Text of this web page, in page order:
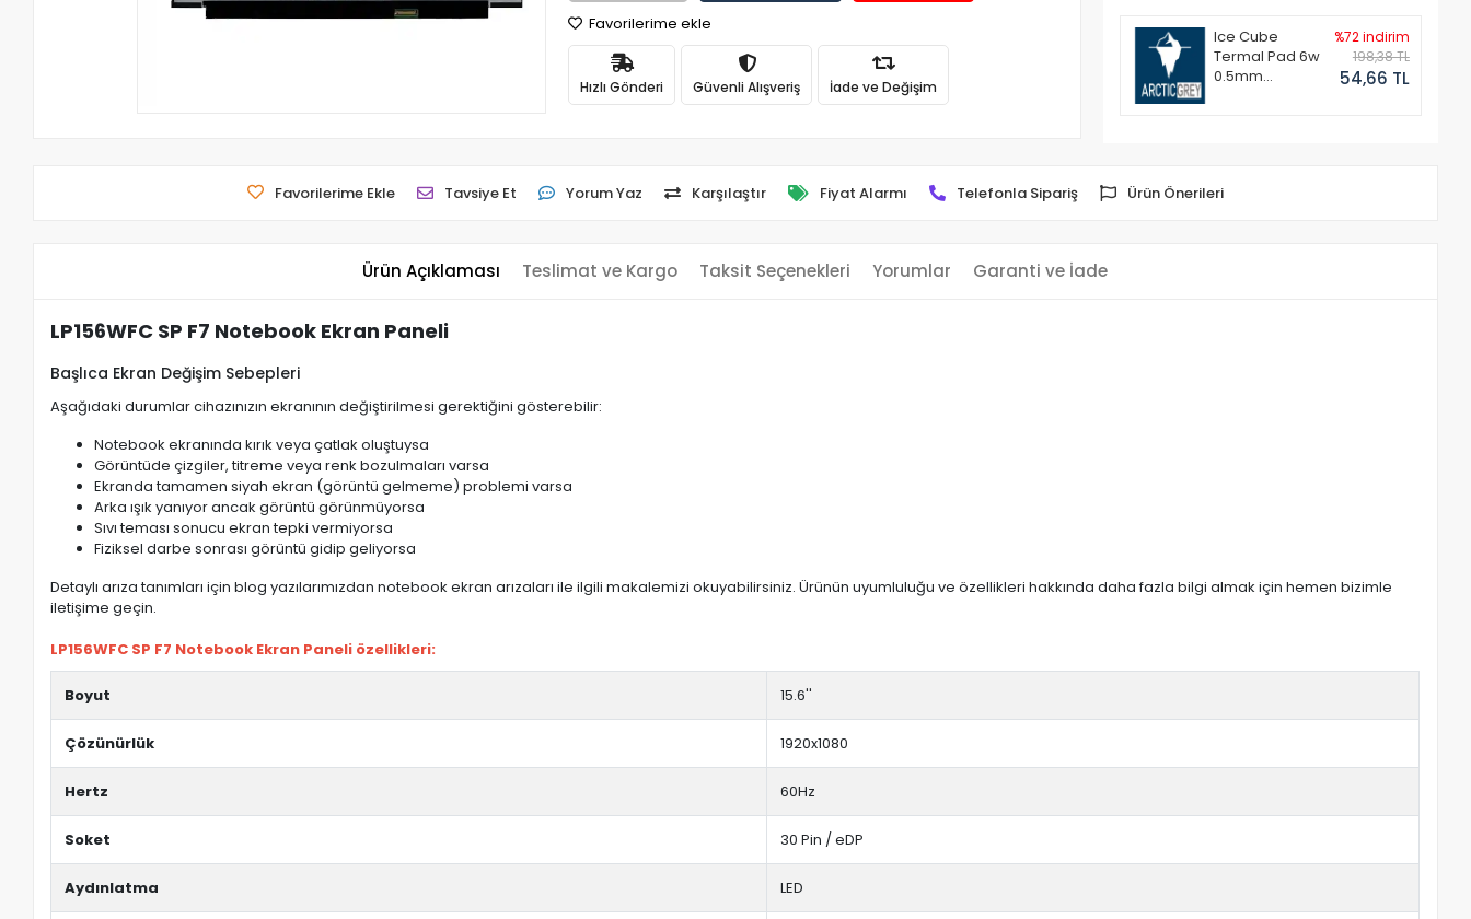
Favorilerime ekle
Hızlı Gönderi Güvenli Alışveriş İade ve Değişim
Ice Cube
Termal Pad 6w
0.5mm
%72 indirim
198,38 TL
54,66 TL
Favorilerime Ekle Tavsiye Et Yorum Yaz Karşılaştır Fiyat Alarmı Telefonla Sipariş Ürün Önerileri
Ürün Açıklaması Teslimat ve Kargo Taksit Seçenekleri Yorumlar Garanti ve İade
LP156WFC SP F7 Notebook Ekran Paneli
Başlıca Ekran Değişim Sebepleri
Aşağıdaki durumlar cihazınızın ekranının değiştirilmesi gerektiğini gösterebilir:
Notebook ekranında kırık veya çatlak oluştuysa
Görüntüde çizgiler, titreme veya renk bozulmaları varsa
Ekranda tamamen siyah ekran (görüntü gelmeme) problemi varsa
Arka ışık yanıyor ancak görüntü görünmüyorsa
Sıvı teması sonucu ekran tepki vermiyorsa
Fiziksel darbe sonrası görüntü gidip geliyorsa
Detaylı arıza tanımları için blog yazılarımızdan notebook ekran arızaları ile ilgili makalemizi okuyabilirsiniz. Ürünün uyumluluğu ve özellikleri hakkında daha fazla bilgi almak için hemen bizimle
iletişime geçin.
LP156WFC SP F7 Notebook Ekran Paneli özellikleri:
Boyut 15.6''
Çözünürlük 1920x1080
Hertz 60Hz
Soket 30 Pin / eDP
Aydınlatma LED